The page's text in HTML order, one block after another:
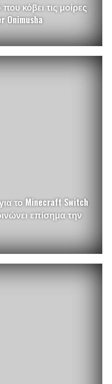
κόβει τις μοίρες
το Minecraft Switch
επίσημα την